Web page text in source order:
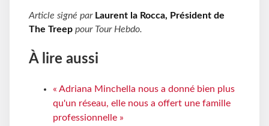
Article signé par Laurent la Rocca, Président de
The Treep pour Tour Hebdo.
À lire aussi
« Adriana Minchella nous a donné bien plus
qu'un réseau, elle nous a offert une famille
professionnelle »